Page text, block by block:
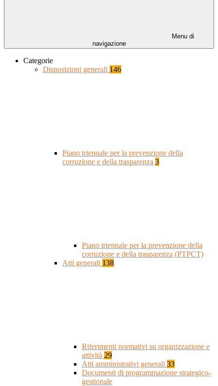
Menu di
navigazione
Categorie
Disposizioni generali 146
Piano triennale per la prevenzione della
corruzione e della trasparenza 3
Piano triennale per la prevenzione della
corruzione e della trasparenza (PTPCT)
Atti generali 138
Riferimenti normativi su organizzazione e
attività 29
Atti amministrativi generali 33
Documenti di programmazione strategico-
gestionale